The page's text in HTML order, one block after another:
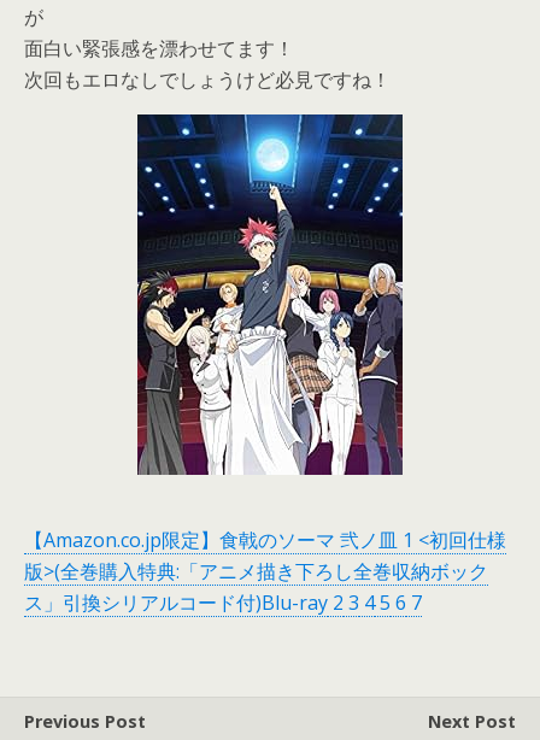
が
面白い緊張感を漂わせてます！
次回もエロなしでしょうけど必見ですね！
【Amazon.co.jp限定】食戟のソーマ 弐ノ皿 1 <初回仕様
版>(全巻購入特典:「アニメ描き下ろし全巻収納ボック
ス」引換シリアルコード付)Blu-ray 2 3 45 6 7
Previous Post
Next Post